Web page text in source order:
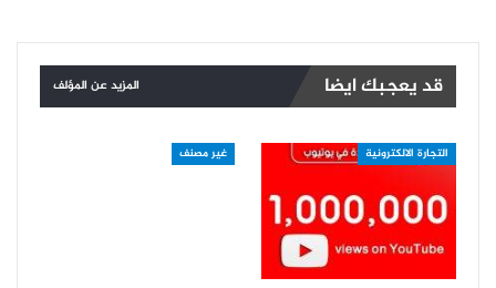
قد يعجبك ايضا المزيد عن المؤلف
التجارة الالكترونية غير مصنف